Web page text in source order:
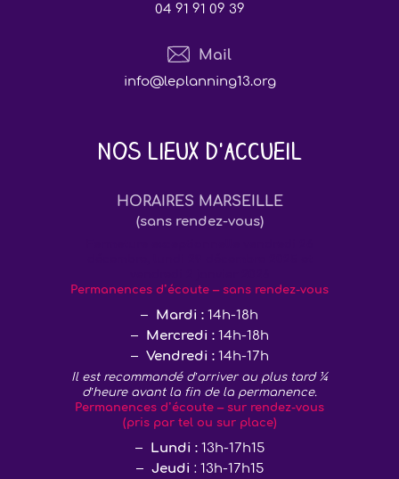
04 91 91 09 39
Mail
info@leplanning13.org
Nos lieux d'accueil
HORAIRES MARSEILLE
(sans rendez-vous)
Permanences d’écoute – sans rendez-vous
Mardi : 14h-18h
Mercredi :14h-18h
Vendredi :14h-17h
Il est recommandé d’arriver au plus tard ¼
d’heure avant la fin de la permanence.
Permanences d’écoute – sur rendez-vous
(pris par tel ou sur place)
Lundi :13h-17h15
Jeudi : 13h-17h15